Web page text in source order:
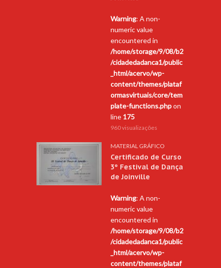
Warning: A non-
numeric value
encountered in
/home/storage/9/08/b2
/cidadedadanca1/public
_html/acervo/wp-
content/themes/plataf
ormasvirtuais/core/tem
plate-functions.phpon
line 175
960 visualizações
MATERIAL GRÁFICO
Certificado de Curso
3º Festival de Dança
de Joinville
Warning: A non-
numeric value
encountered in
/home/storage/9/08/b2
/cidadedadanca1/public
_html/acervo/wp-
content/themes/plataf